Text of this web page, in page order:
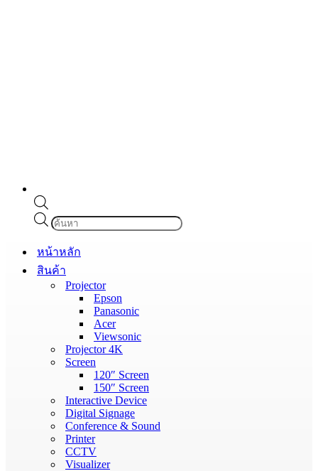
Products
search
หน้าหลัก
สินค้า
Projector
Epson
Panasonic
Acer
Viewsonic
Projector 4K
Screen
120″ Screen
150″ Screen
Interactive Device
Digital Signage
Conference & Sound
Printer
CCTV
Visualizer